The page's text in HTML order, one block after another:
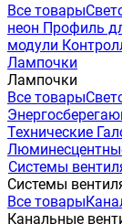
Все товары
неон Профиль
модули
Лампочки
Лампочки
Все товары
Технические
Системы
Системы
Все товары
Канальные